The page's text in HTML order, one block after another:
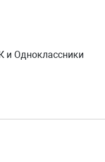
и Одноклассники